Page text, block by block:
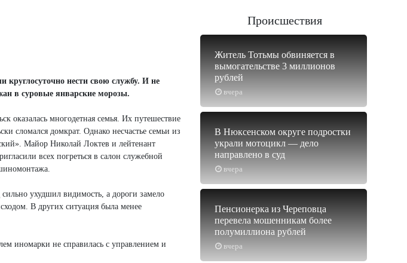
круглосуточно нести свою службу. И не
в суровые январские морозы.
оказалась многодетная семья. Их путешествие
сломался домкрат. Однако несчастье семьи из
Майор Николай Локтев и лейтенант
всех погреться в салон служебной
ухудшил видимость, а дороги замело
В других ситуация была менее
иномарки не справилась с управлением и
Происшествия
вчера
Житель Тотьмы обвиняется в
вымогательстве 3 миллионов
рублей
вчера
В Нюксенском округе подростки
украли мотоцикл — дело
направлено в суд
вчера
Пенсионерка из Череповца
перевела мошенникам более
полумиллиона рублей